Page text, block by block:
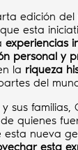
edición
esta
experiencias
personal y
la riqueza
del
sus familias,
quienes
nueva
esta